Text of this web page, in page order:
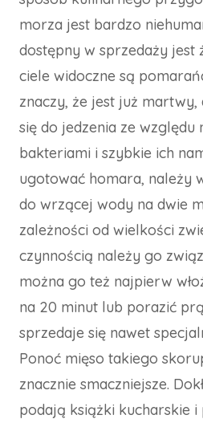
morza jest bardzo
dostępny w sprzedaży jest
ciele widoczne są
znaczy, że jest już martwy,
się do jedzenia ze względu
bakteriami i szybkie ich
ugotować homara, należy
do wrzącej wody na dwie
zależności od wielkości
czynnością należy go
można go też najpierw
na 20 minut lub porazić
sprzedaje się nawet
Ponoć mięso takiego
znacznie smaczniejsze.
podają książki kucharskie